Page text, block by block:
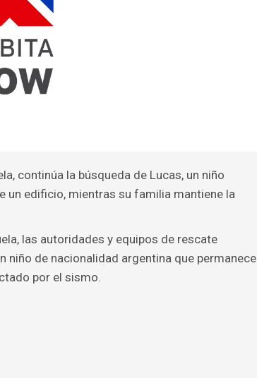
continúa la búsqueda de Lucas, un niño
un edificio, mientras su familia mantiene la
las autoridades y equipos de rescate
niño de nacionalidad argentina que permanece
por el sismo.